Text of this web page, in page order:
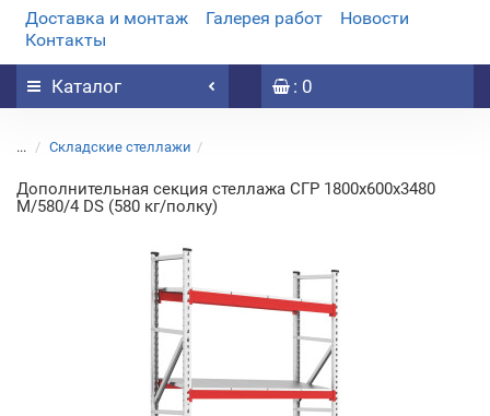
Доставка и монтаж Галерея работ
Новости
Контакты
Каталог : 0
... Складские стеллажи
Дополнительная секция стеллажа СГР 1800х600х3480
M/580/4 DS (580 кг/полку)